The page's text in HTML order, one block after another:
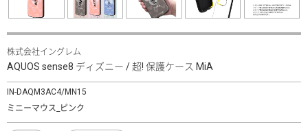
株式会社イングレム
AQUOS sense8 ディズニー / 超! 保護ケース MiA
IN-DAQM3AC4/MN15
ミニーマウス_ピンク